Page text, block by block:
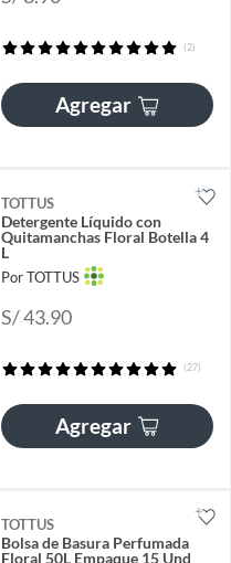
(2)
Agregar
TOTTUS
Detergente Líquido con
Quitamanchas Floral Botella 4
L
Por TOTTUS
S/ 43.90
(27)
Agregar
TOTTUS
Bolsa de Basura Perfumada
Floral 50L Empaque 15 Und